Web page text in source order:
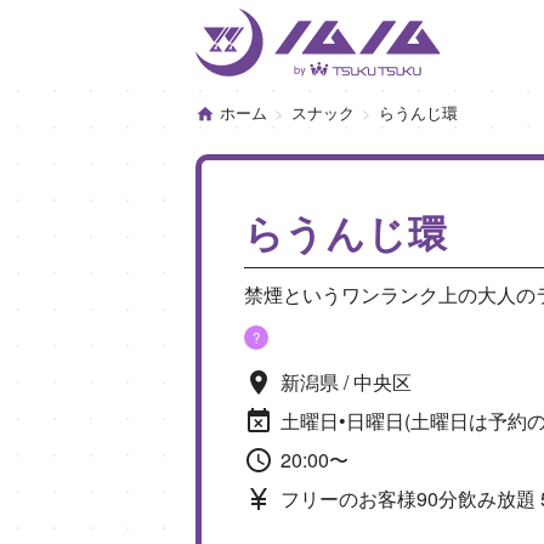
ホーム スナック らうんじ環
らうんじ環
禁煙というワンランク上の大人の
?
新潟県 / 中央区
土曜日•日曜日(土曜日は予約
20:00〜
フリーのお客様90分飲み放題